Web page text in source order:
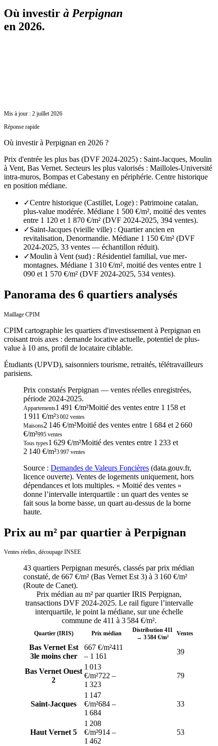
Où investir à Perpignan
en 2026.
Mis à jour : 2 juillet 2026
Réponse rapide
Où investir à Perpignan en 2026 ?
Prix d'entrée les plus bas (DVF 2024-2025) : Saint-Jacques, Moulin
à Vent, Bas Vernet. Secteurs les plus valorisés : Mailloles-Université
intra-muros, Bompas et Cabestany en périphérie. Centre historique
en position médiane.
✓Centre historique (Castillet, Loge) : Patrimoine catalan,
plus-value modérée. Médiane 1 500 €/m², moitié des ventes
entre 1 120 et 1 870 €/m² (DVF 2024-2025, 394 ventes).
✓Saint-Jacques (vieille ville) : Quartier ancien en
revitalisation, Denormandie. Médiane 1 150 €/m² (DVF
2024-2025, 33 ventes — échantillon réduit).
✓Moulin à Vent (sud) : Résidentiel familial, vue mer-
montagnes. Médiane 1 310 €/m², moitié des ventes entre 1
090 et 1 570 €/m² (DVF 2024-2025, 534 ventes).
Panorama des 6 quartiers analysés
Maillage CPIM
CPIM cartographie les quartiers d'investissement à Perpignan en
croisant trois axes : demande locative actuelle, potentiel de plus-
value à 10 ans, profil de locataire ciblable.
Étudiants (UPVD), saisonniers tourisme, retraités, télétravailleurs
parisiens.
Prix constatés Perpignan — ventes réelles enregistrées,
période 2024-2025.
Appartements1 491 €/m²Moitié des ventes entre 1 158 et
1 911 €/m²3 002 ventes
Maisons2 146 €/m²Moitié des ventes entre 1 684 et 2 660
€/m²995 ventes
Tous types1 629 €/m²Moitié des ventes entre 1 233 et
2 140 €/m²3 997 ventes
Source : Demandes de Valeurs Foncières (data.gouv.fr,
licence ouverte). Ventes de logements uniquement, hors
dépendances et lots multiples. « Moitié des ventes »
donne l’intervalle interquartile : un quart des ventes se
fait sous la borne basse, un quart au-dessus de la borne
haute.
Prix au m² par quartier à Perpignan
Ventes réelles, découpage INSEE
43 quartiers Perpignan mesurés, classés par prix médian
constaté, de 667 €/m² (Bas Vernet Est 3) à 3 160 €/m²
(Route de Canet).
Prix médian au m² par quartier IRIS Perpignan,
transactions DVF 2024-2025. Le rail figure l’intervalle
interquartile, le point la médiane, sur une échelle
commune de 411 à 3 584€/m².
Quartier (IRIS) Prix médian Distribution 411
→ 3 584 €/m²
Ventes
Bas Vernet Est
3le moins cher
667 €/m²411
– 1 161
39
Bas Vernet Ouest
2
1 013
€/m²722 –
1 323
79
Saint-Jacques
1 147
€/m²684 –
1 684
33
Haut Vernet 5
1 208
€/m²914 –
1 462
53